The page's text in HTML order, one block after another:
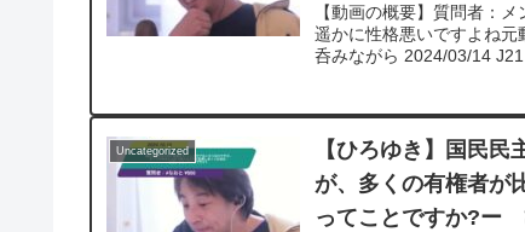
【動画の概要】質問者：
遥かに性格悪いですよね
呑みながら 2024/03/
Uncategorized
【ひろゆき】国民
が、多くの有権者が
ってことですか?ー